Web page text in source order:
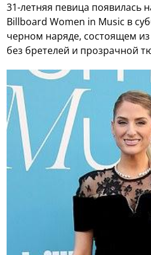
31-летняя певица появилась
Billboard Women in Music в
черном наряде, состоящем
без бретелей и прозрачной